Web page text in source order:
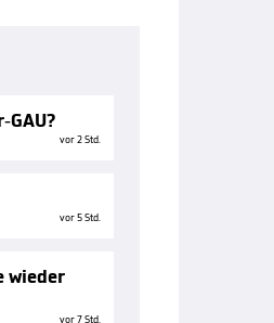
vor 2 Std.
vor 5 Std.
wieder
vor 7 Std.